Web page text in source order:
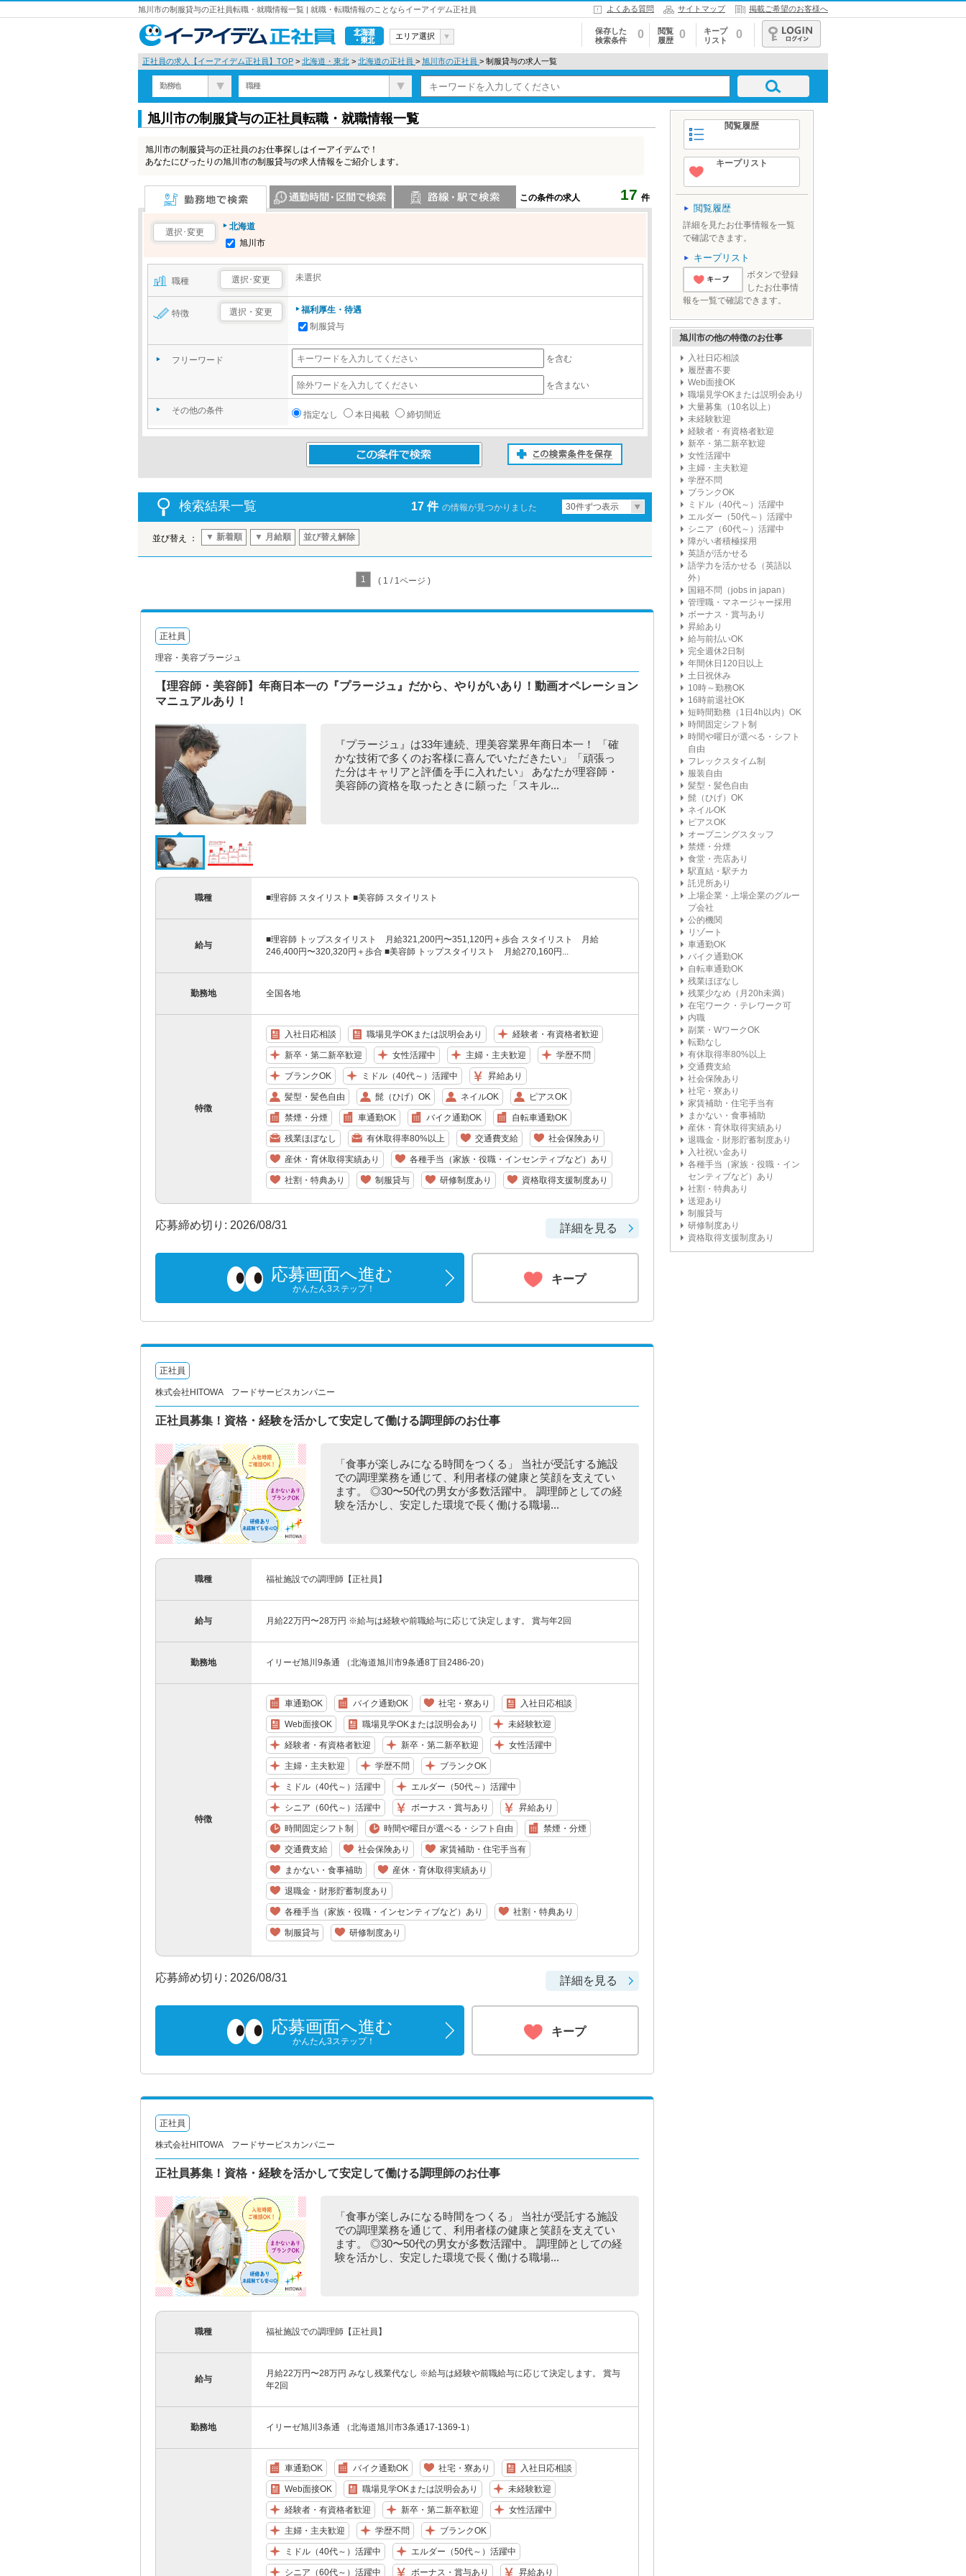
旭川市の制服貸与の正社員転職・就職情報一覧 | 就職・転職情報のことならイーアイデム正社員 よくある質問 サイトマップ 掲載ご希望のお客様へ
北海道・東
北
エリア選択
保存した
検索条件
0
閲覧
履歴
0
キープ
リスト
0
ログイン
正社員の求人【イーアイデム正社員】TOP > 北海道・東北 > 北海道の正社員 > 旭川市の正社員 > 制服貸与の求人一覧
勤務地 職種
旭川市の制服貸与の正社員転職・就職情報一覧
旭川市の制服貸与の正社員のお仕事探しはイーアイデムで！
あなたにぴったりの旭川市の制服貸与の求人情報をご紹介します。
この条件の求人 17 件
選択･変更
北海道
旭川市
職種 選択･変更 未選択
特徴 選択・変更
福利厚生・待遇
制服貸与
フリーワード を含む
を含まない
その他の条件 指定なし 本日掲載 締切間近
検索結果一覧 17 件 の情報が見つかりました 30件ずつ表示
並び替え ： ▼ 新着順 ▼ 月給順 並び替え解除
1 ( 1 / 1ページ )
正社員
理容・美容プラージュ
【理容師・美容師】年商日本一の『プラージュ』だから、やりがいあり！動画オペレーション
マニュアルあり！
『プラージュ』は33年連続、理美容業界年商日本一！ 「確
かな技術で多くのお客様に喜んでいただきたい」「頑張っ
た分はキャリアと評価を手に入れたい」 あなたが理容師・
美容師の資格を取ったときに願った「スキル...
職種 ■理容師 スタイリスト ■美容師 スタイリスト
給与
■理容師 トップスタイリスト 月給321,200円〜351,120円＋歩合 スタイリスト 月給
246,400円〜320,320円＋歩合 ■美容師 トップスタイリスト 月給270,160円...
勤務地 全国各地
特徴
入社日応相談 職場見学OKまたは説明会あり 経験者・有資格者歓迎
新卒・第二新卒歓迎 女性活躍中 主婦・主夫歓迎 学歴不問
ブランクOK ミドル（40代～）活躍中 昇給あり
髪型・髪色自由 髭（ひげ）OK ネイルOK ピアスOK
禁煙・分煙 車通勤OK バイク通勤OK 自転車通勤OK
残業ほぼなし 有休取得率80%以上 交通費支給 社会保険あり
産休・育休取得実績あり 各種手当（家族・役職・インセンティブなど）あり
社割・特典あり 制服貸与 研修制度あり 資格取得支援制度あり
応募締め切り: 2026/08/31 詳細を見る
応募画面へ進む
かんたん3ステップ！
キープ
正社員
株式会社HITOWA フードサービスカンパニー
正社員募集！資格・経験を活かして安定して働ける調理師のお仕事
「食事が楽しみになる時間をつくる」 当社が受託する施設
での調理業務を通じて、利用者様の健康と笑顔を支えてい
ます。 ◎30〜50代の男女が多数活躍中。 調理師としての経
験を活かし、安定した環境で長く働ける職場...
職種 福祉施設での調理師【正社員】
給与 月給22万円〜28万円 ※給与は経験や前職給与に応じて決定します。 賞与年2回
勤務地 イリーゼ旭川9条通 （北海道旭川市9条通8丁目2486-20）
特徴
車通勤OK バイク通勤OK 社宅・寮あり 入社日応相談
Web面接OK 職場見学OKまたは説明会あり 未経験歓迎
経験者・有資格者歓迎 新卒・第二新卒歓迎 女性活躍中
主婦・主夫歓迎 学歴不問 ブランクOK
ミドル（40代～）活躍中 エルダー（50代～）活躍中
シニア（60代～）活躍中 ボーナス・賞与あり 昇給あり
時間固定シフト制 時間や曜日が選べる・シフト自由 禁煙・分煙
交通費支給 社会保険あり 家賃補助・住宅手当有
まかない・食事補助 産休・育休取得実績あり
退職金・財形貯蓄制度あり
各種手当（家族・役職・インセンティブなど）あり 社割・特典あり
制服貸与 研修制度あり
応募締め切り: 2026/08/31 詳細を見る
応募画面へ進む
かんたん3ステップ！
キープ
正社員
株式会社HITOWA フードサービスカンパニー
正社員募集！資格・経験を活かして安定して働ける調理師のお仕事
「食事が楽しみになる時間をつくる」 当社が受託する施設
での調理業務を通じて、利用者様の健康と笑顔を支えてい
ます。 ◎30〜50代の男女が多数活躍中。 調理師としての経
験を活かし、安定した環境で長く働ける職場...
職種 福祉施設での調理師【正社員】
給与
月給22万円〜28万円 みなし残業代なし ※給与は経験や前職給与に応じて決定します。 賞与
年2回
勤務地 イリーゼ旭川3条通 （北海道旭川市3条通17-1369-1）
車通勤OK バイク通勤OK 社宅・寮あり 入社日応相談
Web面接OK 職場見学OKまたは説明会あり 未経験歓迎
経験者・有資格者歓迎 新卒・第二新卒歓迎 女性活躍中
主婦・主夫歓迎 学歴不問 ブランクOK
ミドル（40代～）活躍中 エルダー（50代～）活躍中
シニア（60代～）活躍中 ボーナス・賞与あり 昇給あり
閲覧履歴
キープリスト
閲覧履歴
詳細を見たお仕事情報を一覧
で確認できます。
キープリスト
'とりあえずキ
ボタンで登録
したお仕事情
報を一覧で確認できます。
旭川市の他の特徴のお仕事
入社日応相談
履歴書不要
Web面接OK
職場見学OKまたは説明会あり
大量募集（10名以上）
未経験歓迎
経験者・有資格者歓迎
新卒・第二新卒歓迎
女性活躍中
主婦・主夫歓迎
学歴不問
ブランクOK
ミドル（40代～）活躍中
エルダー（50代～）活躍中
シニア（60代～）活躍中
障がい者積極採用
英語が活かせる
語学力を活かせる（英語以
外）
国籍不問（jobs in japan）
管理職・マネージャー採用
ボーナス・賞与あり
昇給あり
給与前払いOK
完全週休2日制
年間休日120日以上
土日祝休み
10時～勤務OK
16時前退社OK
短時間勤務（1日4h以内）OK
時間固定シフト制
時間や曜日が選べる・シフト
自由
フレックスタイム制
服装自由
髪型・髪色自由
髭（ひげ）OK
ネイルOK
ピアスOK
オープニングスタッフ
禁煙・分煙
食堂・売店あり
駅直結・駅チカ
託児所あり
上場企業・上場企業のグルー
プ会社
公的機関
リゾート
車通勤OK
バイク通勤OK
自転車通勤OK
残業ほぼなし
残業少なめ（月20h未満）
在宅ワーク・テレワーク可
内職
副業・WワークOK
転勤なし
有休取得率80%以上
交通費支給
社会保険あり
社宅・寮あり
家賃補助・住宅手当有
まかない・食事補助
産休・育休取得実績あり
退職金・財形貯蓄制度あり
入社祝い金あり
各種手当（家族・役職・イン
センティブなど）あり
社割・特典あり
送迎あり
制服貸与
研修制度あり
資格取得支援制度あり